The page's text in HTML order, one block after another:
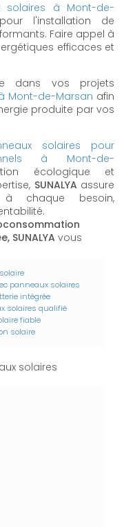
solaires à Mont-de-
l'installation de
Faire appel à
efficaces et
dans vos projets
Mont-de-Marsan afin
produite par vos
solaires pour
à Mont-de-
écologique et
SUNALYA assure
chaque besoin,
SUNALYA vous
panneaux solaires
intégrée
solaires qualifié
fiable
solaire
solaires